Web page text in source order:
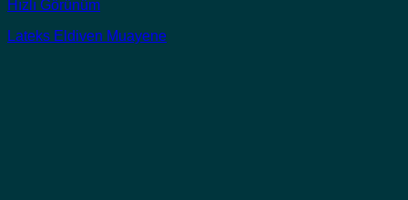
Hızlı Görünüm
Lateks Eldiven Muayene